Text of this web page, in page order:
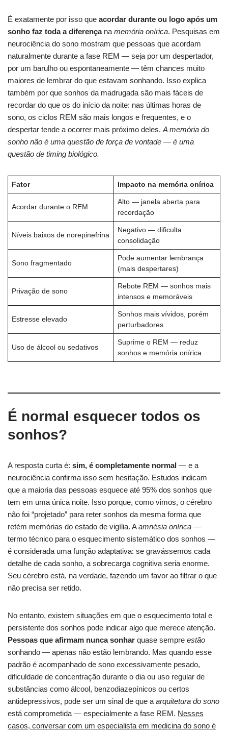
É exatamente por isso que acordar durante ou logo após um
sonho faz toda a diferençana memória onírica. Pesquisas em
neurociência do sono mostram que pessoas que acordam
naturalmente durante a fase REM — seja por um despertador,
por um barulho ou espontaneamente — têm chances muito
maiores de lembrar do que estavam sonhando. Isso explica
também por que sonhos da madrugada são mais fáceis de
recordar do que os do início da noite: nas últimas horas de
sono, os ciclos REM são mais longos e frequentes, e o
despertar tende a ocorrer mais próximo deles. A memória do
sonho não é uma questão de força de vontade — é uma
questão de timing biológico.
Fator Impacto na memória onírica
Acordar durante o REM
Alto — janela aberta para
recordação
Níveis baixos de norepinefrina
Negativo — dificulta
consolidação
Sono fragmentado
Pode aumentar lembrança
(mais despertares)
Privação de sono
Rebote REM — sonhos mais
intensos e memoráveis
Estresse elevado
Sonhos mais vívidos, porém
perturbadores
Uso de álcool ou sedativos
Suprime o REM — reduz
sonhos e memória onírica
É normal esquecer todos os
sonhos?
A resposta curta é: sim, é completamente normal — e a
neurociência confirma isso sem hesitação. Estudos indicam
que a maioria das pessoas esquece até 95% dos sonhos que
tem em uma única noite. Isso porque, como vimos, o cérebro
não foi “projetado” para reter sonhos da mesma forma que
retém memórias do estado de vigília. Aamnésia onírica —
termo técnico para o esquecimento sistemático dos sonhos —
é considerada uma função adaptativa: se gravássemos cada
detalhe de cada sonho, a sobrecarga cognitiva seria enorme.
Seu cérebro está, na verdade, fazendo um favor ao filtrar o que
não precisa ser retido.
No entanto, existem situações em que o esquecimento total e
persistente dos sonhos pode indicar algo que merece atenção.
Pessoas que afirmam nunca sonhar quase sempre estão
sonhando — apenas não estão lembrando. Mas quando esse
padrão é acompanhado de sono excessivamente pesado,
dificuldade de concentração durante o dia ou uso regular de
substâncias como álcool, benzodiazepínicos ou certos
antidepressivos, pode ser um sinal de que a arquitetura do sono
está comprometida — especialmente a fase REM. Nesses
casos, conversar com um especialista em medicina do sono é